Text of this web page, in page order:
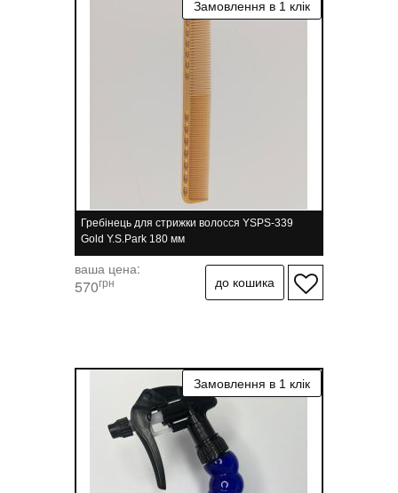
Гребінець для стрижки волосся YSPS-339
Gold Y.S.Park 180 мм
ваша цена:
570грн